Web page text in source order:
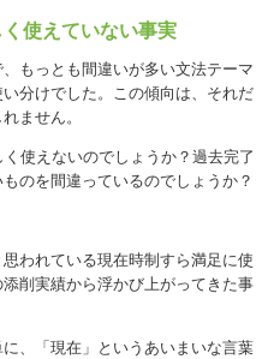
使えていない事実
もっとも間違いが多い文法テーマ
分けでした。この傾向は、それだ
ません。
使えないのでしょうか？過去完了
のを間違っているのでしょうか？
われている現在時制すら満足に使
削実績から浮かび上がってきた事
、「現在」というあいまいな言葉